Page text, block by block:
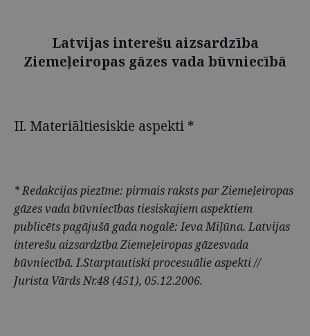
Latvijas interešu aizsardzība
Ziemeļeiropas gāzes vada būvniecībā
II. Materiāltiesiskie aspekti *
* Redakcijas piezīme: pirmais raksts par Ziemeļeiropas
gāzes vada būvniecības tiesiskajiem aspektiem
publicēts pagājušā gada nogalē: Ieva Miļūna. Latvijas
interešu aizsardzība Ziemeļeiropas gāzesvada
būvniecībā. I.Starptautiski procesuālie aspekti //
Jurista Vārds Nr.48 (451), 05.12.2006.